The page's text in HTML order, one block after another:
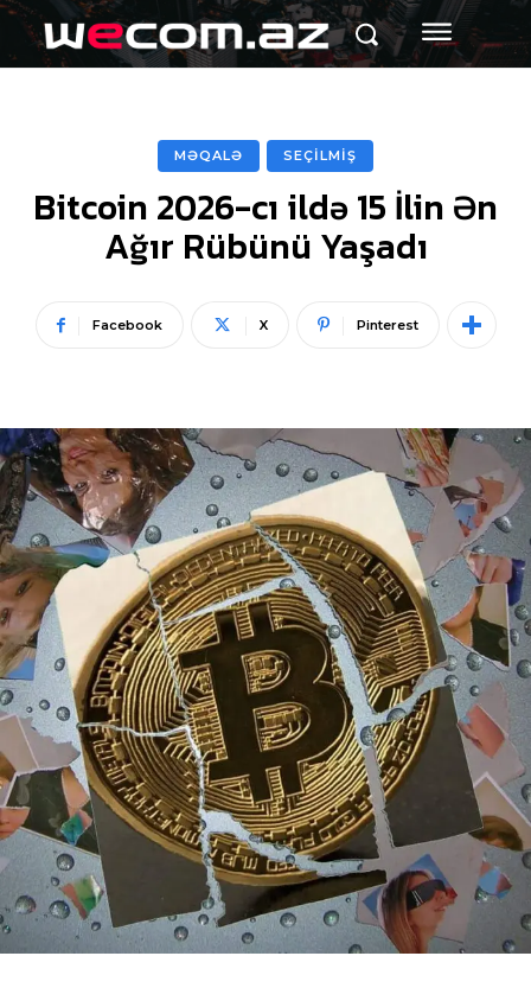
MƏQALƏ SEÇİLMİŞ
Bitcoin 2026-cı ildə 15 İlin Ən
Ağır Rübünü Yaşadı
Facebook X Pinterest